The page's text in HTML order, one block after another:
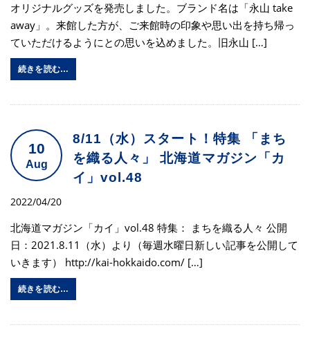
オリジナルグッズを発売しました。ブランド名は「永山 take
away」。来館した方が、ご来館時の印象や思い出を持ち帰っ
ていただけるようにとの思いを込めました。旧永山 […]
続きを読む…
10
Aug
8/11（水）スタート！特集 「まち
を織る人々」 北海道マガジン「カ
イ」vol.48
2022/04/20
北海道マガジン「カイ」vol.48 特集： まちを織る人々 公開
日：2021.8.11（水）より（毎週水曜日新しい記事を公開して
いきます） http://kai-hokkaido.com/ […]
続きを読む…